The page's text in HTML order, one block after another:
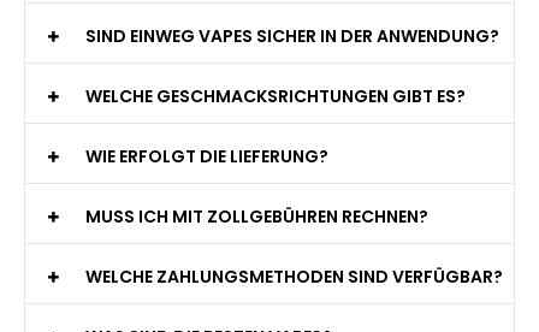
SIND EINWEG VAPES SICHER IN DER ANWENDUNG?
WELCHE GESCHMACKSRICHTUNGEN GIBT ES?
WIE ERFOLGT DIE LIEFERUNG?
MUSS ICH MIT ZOLLGEBÜHREN RECHNEN?
WELCHE ZAHLUNGSMETHODEN SIND VERFÜGBAR?